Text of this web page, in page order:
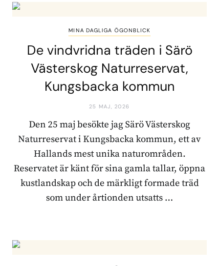
MINA DAGLIGA ÖGONBLICK
De vindvridna träden i Särö
Västerskog Naturreservat,
Kungsbacka kommun
25 MAJ, 2026
Den 25 maj besökte jag Särö Västerskog
Naturreservat i Kungsbacka kommun, ett av
Hallands mest unika naturområden.
Reservatet är känt för sina gamla tallar, öppna
kustlandskap och de märkligt formade träd
som under årtionden utsatts …